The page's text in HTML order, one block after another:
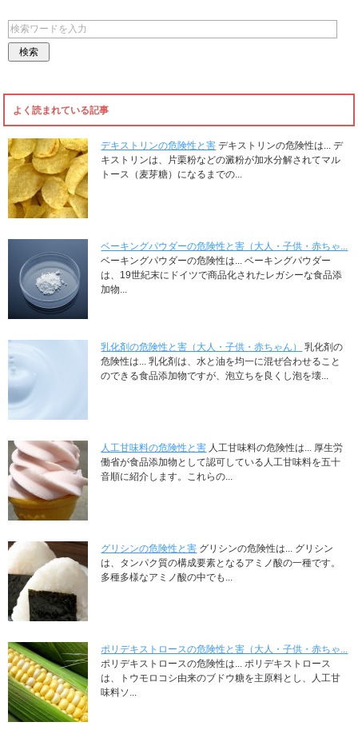
よく読まれている記事
デキストリンの危険性と害 デキストリンの危険性は... デ
キストリンは、片栗粉などの澱粉が加水分解されてマル
トース（麦芽糖）になるまでの...
ベーキングパウダーの危険性と害（大人・子供・赤ちゃ...
ベーキングパウダーの危険性は... ベーキングパウダー
は、19世紀末にドイツで商品化されたレガシーな食品添
加物...
乳化剤の危険性と害（大人・子供・赤ちゃん）
乳化剤の
危険性は... 乳化剤は、水と油を均一に混ぜ合わせること
のできる食品添加物ですが、泡立ちを良くし泡を壊...
人工甘味料の危険性と害 人工甘味料の危険性は... 厚生労
働省が食品添加物として認可している人工甘味料を五十
音順に紹介します。これらの...
グリシンの危険性と害 グリシンの危険性は... グリシン
は、タンパク質の構成要素となるアミノ酸の一種です。
多種多様なアミノ酸の中でも...
ポリデキストロースの危険性と害（大人・子供・赤ちゃ...
ポリデキストロースの危険性は... ポリデキストロース
は、トウモロコシ由来のブドウ糖を主原料とし、人工甘
味料ソ...